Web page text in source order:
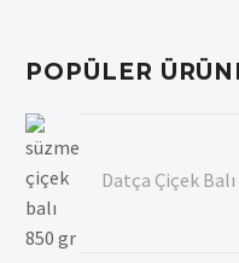
POPÜLER
Datça Çiçek